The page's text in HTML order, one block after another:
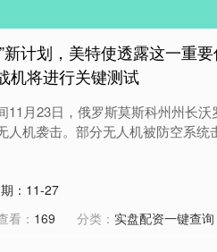
计划，美特使透露这一重
机将进行关键测试
月23日，俄罗斯莫斯科州州长沃
人机袭击。部分无人机被防空系统
：11-27
看： 169 分类： 实盘配资一键查询